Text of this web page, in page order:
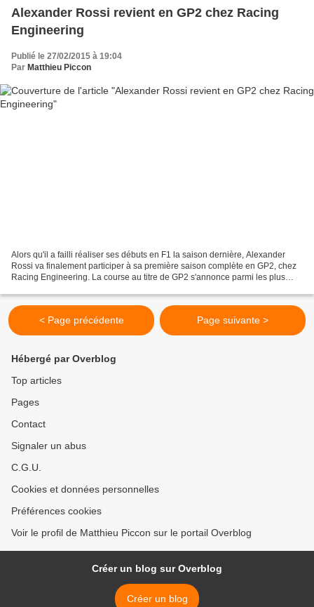
Alexander Rossi revient en GP2 chez Racing
Engineering
Publié le 27/02/2015 à 19:04
Par Matthieu Piccon
Alors qu'il a failli réaliser ses débuts en F1 la saison dernière, Alexander
Rossi va finalement participer à sa première saison complète en GP2, chez
Racing Engineering. La course au titre de GP2 s'annonce parmi les plus
< Page précédente Page suivante >
Hébergé par Overblog
Top articles
Pages
Contact
Signaler un abus
C.G.U.
Cookies et données personnelles
Préférences cookies
Voir le profil de Matthieu Piccon sur le portail Overblog
Créer un blog sur Overblog
Créer un blog